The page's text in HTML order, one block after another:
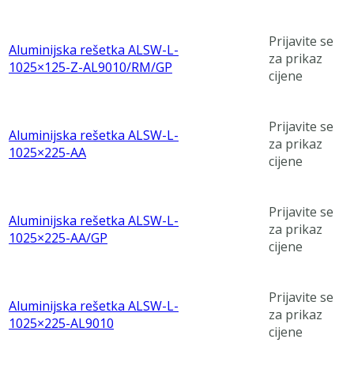
Aluminijska rešetka ALSW-L-
1025×125-Z-AL9010/RM/GP
Prijavite se
za prikaz
cijene
Aluminijska rešetka ALSW-L-
1025×225-AA
Prijavite se
za prikaz
cijene
Aluminijska rešetka ALSW-L-
1025×225-AA/GP
Prijavite se
za prikaz
cijene
Aluminijska rešetka ALSW-L-
1025×225-AL9010
Prijavite se
za prikaz
cijene